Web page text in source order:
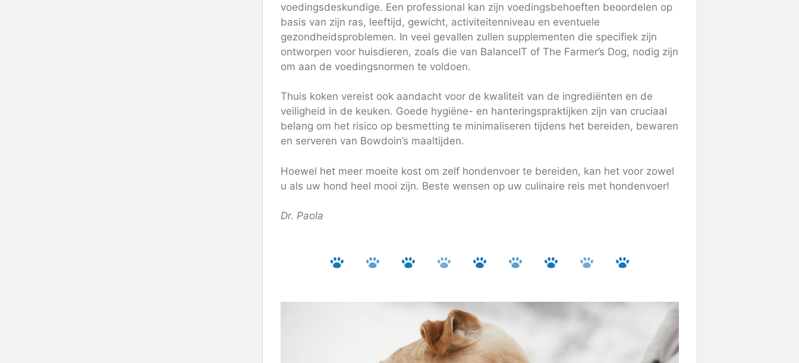
voedingsdeskundige. Een professional kan zijn voedingsbehoeften beoordelen op
basis van zijn ras, leeftijd, gewicht, activiteitenniveau en eventuele
gezondheidsproblemen. In veel gevallen zullen supplementen die specifiek zijn
ontworpen voor huisdieren, zoals die van BalanceIT of The Farmer’s Dog, nodig zijn
om aan de voedingsnormen te voldoen.
Thuis koken vereist ook aandacht voor de kwaliteit van de ingrediënten en de
veiligheid in de keuken. Goede hygiëne- en hanteringspraktijken zijn van cruciaal
belang om het risico op besmetting te minimaliseren tijdens het bereiden, bewaren
en serveren van Bowdoin’s maaltijden.
Hoewel het meer moeite kost om zelf hondenvoer te bereiden, kan het voor zowel
u als uw hond heel mooi zijn. Beste wensen op uw culinaire reis met hondenvoer!
Dr. Paola